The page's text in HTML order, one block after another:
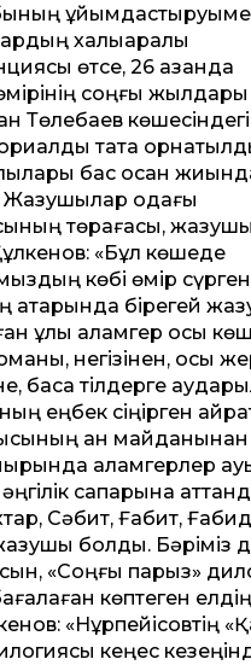
халықаралық
өтсе, 26 қазанда
соңғы жылдары
Төлебаев көшесіндегі
тақта
бас қосқан
Жазушылар одағы
төрағасы, жазушы
«Бұл көшеде
көбі өмір
қатарында бірегей
ұлы қаламгер осы
негізінен, осы
басқа тілдерге
еңбек сіңірген
қан майданынан
қаламгерлер
сапарына
Сәбит, Ғабит,
болды. Бәріміз
«Соңғы парыз»
көптеген
«Нұрпейісовтің
кеңес